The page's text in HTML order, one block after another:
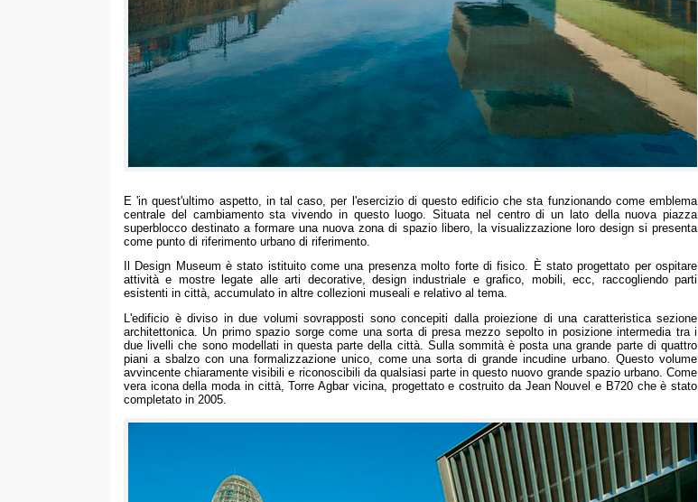
E 'in quest'ultimo aspetto, in tal caso, per l'esercizio di questo edificio che sta funzionando come emblema
centrale del cambiamento sta vivendo in questo luogo. Situata nel centro di un lato della nuova piazza
superblocco destinato a formare una nuova zona di spazio libero, la visualizzazione loro design si presenta
come punto di riferimento urbano di riferimento.
Il Design Museum è stato istituito come una presenza molto forte di fisico. È stato progettato per ospitare
attività e mostre legate alle arti decorative, design industriale e grafico, mobili, ecc, raccogliendo parti
esistenti in città, accumulato in altre collezioni museali e relativo al tema.
L'edificio è diviso in due volumi sovrapposti sono concepiti dalla proiezione di una caratteristica sezione
architettonica. Un primo spazio sorge come una sorta di presa mezzo sepolto in posizione intermedia tra i
due livelli che sono modellati in questa parte della città. Sulla sommità è posta una grande parte di quattro
piani a sbalzo con una formalizzazione unico, come una sorta di grande incudine urbano. Questo volume
avvincente chiaramente visibili e riconoscibili da qualsiasi parte in questo nuovo grande spazio urbano. Come
vera icona della moda in città, Torre Agbar vicina, progettato e costruito da Jean Nouvel e B720 che è stato
completato in 2005.